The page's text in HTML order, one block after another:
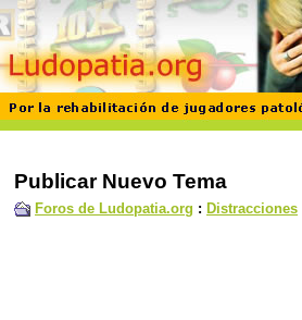
Publicar Nuevo Tema
Foros de Ludopatia.org : Distracciones